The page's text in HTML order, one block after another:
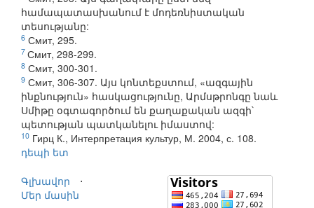
համապատասխանում է մոդեռնիստական
տեսությանը:
6 Смит, 295.
7 Смит, 298-299.
8 Смит, 300-301.
9 Смит, 306-307. Այս կոնտեքստում, «ազգային
ինքնություն» հասկացությունը, Արմսթրոնգը նաև
Սմիթը օգտագործում են քաղաքական ազգի`
պետության պատկանելու իմաստով:
10 Гирц К., Интерпретация культур, М. 2004, с. 108.
դեպի ետ
Գլխավոր
⋅
Մեր մասին